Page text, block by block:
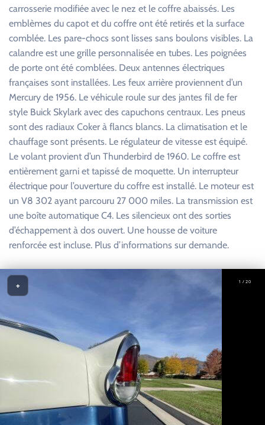
carrosserie modifiée avec le nez et le coffre abaissés. Les
emblèmes du capot et du coffre ont été retirés et la surface
comblée. Les pare-chocs sont lisses sans boulons visibles. La
calandre est une grille personnalisée en tubes. Les poignées
de porte ont été comblées. Deux antennes électriques
françaises sont installées. Les feux arrière proviennent d’un
Mercury de 1956. Le véhicule roule sur des jantes fil de fer
style Buick Skylark avec des capuchons centraux. Les pneus
sont des radiaux Coker à flancs blancs. La climatisation et le
chauffage sont présents. Le régulateur de vitesse est équipé.
Le volant provient d’un Thunderbird de 1960. Le coffre est
entièrement garni et tapissé de moquette. Un interrupteur
électrique pour l’ouverture du coffre est installé. Le moteur est
un V8 302 ayant parcouru 27 000 miles. La transmission est
une boîte automatique C4. Les silencieux ont des sorties
d’échappement à dos ouvert. Une housse de voiture
renforcée est incluse. Plus d’informations sur demande.
1 / 20
+